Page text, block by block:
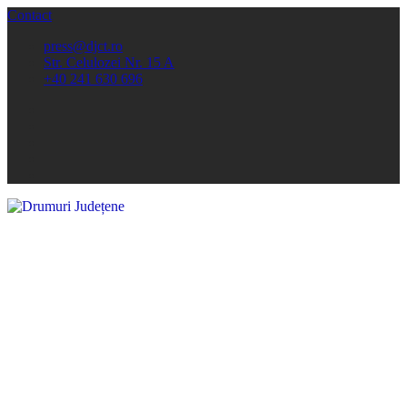
Contact
press@djct.ro
Str. Celulozei Nr. 15 A
+40 241 630 696